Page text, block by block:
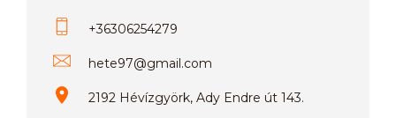
+36306254279
hete97@gmail.com
2192 Hévízgyörk, Ady Endre út 143.